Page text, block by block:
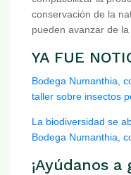
conservación de la
pueden avanzar de la
YA FUE
Bodega Numanthia,
taller sobre insectos
La biodiversidad se
Bodega Numanthia,
¡Ayúdanos a